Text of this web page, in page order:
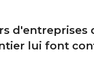
un autre
d'entreprises
lui font